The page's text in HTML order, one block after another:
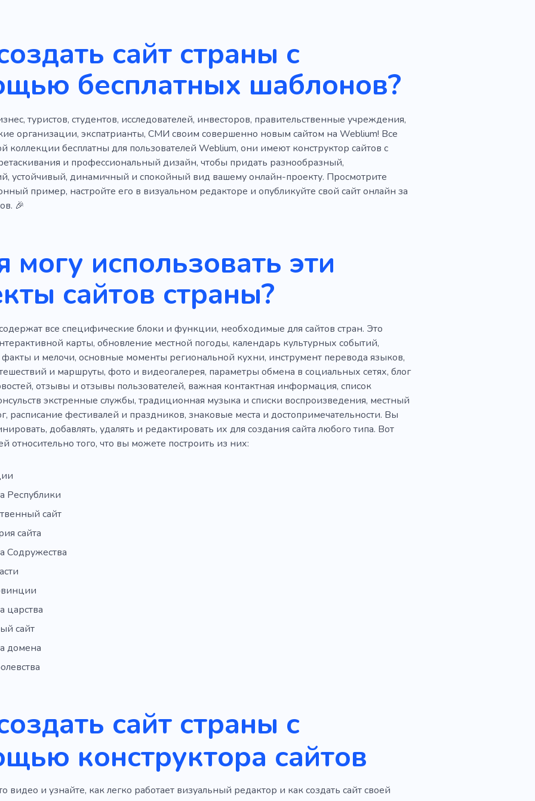
Дачный комплекс Фототур Фото мест
Достопримечательности
Танзания Гонка Дайвинг-тур Дайвинг Полет Узлы
Шаттл
Кения Средства Удобства Парапланеризм
Пляжи
Вселенная Европа За границей Помощь
Организация
Блоггер Норвегия Пейзажи Атмосфера Набережная
Сафари
Перемещение
Открытый Скалолазание Моряк Море Отель
Удобство
Паспорт Полет Пространство
сайт страны с
бесплатных шаблонов?
туристов, студентов, исследователей, инвесторов, правительственные учреждения,
организации, экспатрианты, СМИ своим совершенно новым сайтом на Weblium! Все
коллекции бесплатны для пользователей Weblium, они имеют конструктор сайтов с
и профессиональный дизайн, чтобы придать разнообразный,
устойчивый, динамичный и спокойный вид вашему онлайн-проекту. Просмотрите
пример, настройте его в визуальном редакторе и опубликуйте свой сайт онлайн за
🎉
могу использовать эти
сайтов страны?
все специфические блоки и функции, необходимые для сайтов стран. Это
карты, обновление местной погоды, календарь культурных событий,
факты и мелочи, основные моменты региональной кухни, инструмент перевода языков,
и маршруты, фото и видеогалерея, параметры обмена в социальных сетях, блог
отзывы и отзывы пользователей, важная контактная информация, список
экстренные службы, традиционная музыка и списки воспроизведения, местный
расписание фестивалей и праздников, знаковые места и достопримечательности. Вы
добавлять, удалять и редактировать их для создания сайта любого типа. Вот
относительно того, что вы можете построить из них:
Республики
сайт
сайта
Содружества
царства
сайт
домена
сайт страны с
конструктора сайтов
видео и узнайте, как легко работает визуальный редактор и как создать сайт своей